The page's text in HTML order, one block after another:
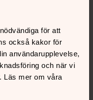
för att
också kakor för
användarupplevelse,
och när vi
Läs mer om våra